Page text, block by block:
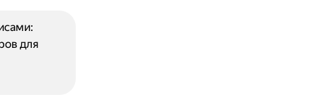
для